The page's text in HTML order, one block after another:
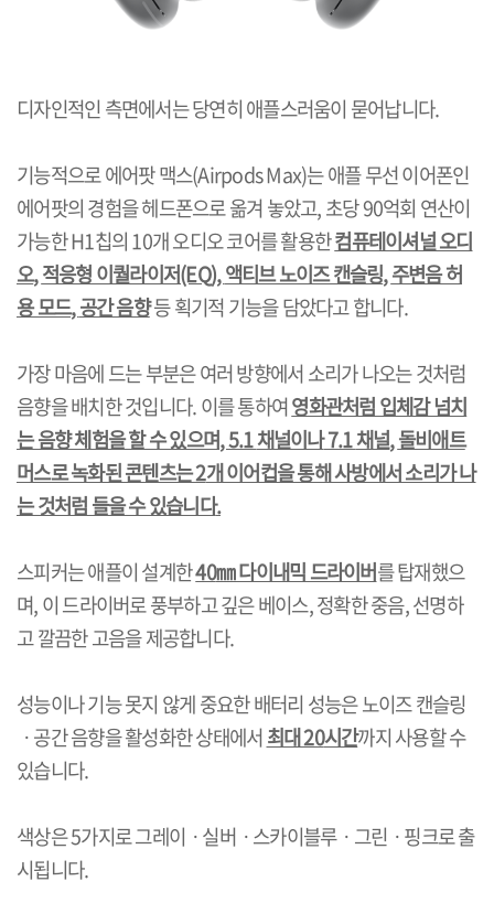
디자인적인 측면에서는 당연히 애플스러움이 묻어납니다.
기능적으로 에어팟 맥스(Airpods Max)는 애플 무선 이어폰인
에어팟의 경험을 헤드폰으로 옮겨 놓았고,초당90억회 연산이
가능한H1칩의10개 오디오 코어를 활용한컴퓨테이셔널 오디
오,적응형 이퀄라이저(EQ),액티브 노이즈 캔슬링,주변음 허
용 모드,공간 음향등 획기적 기능을 담았다고 합니다.
가장 마음에 드는 부분은 여러 방향에서 소리가 나오는 것처럼
음향을 배치한 것입니다.이를 통하여영화관처럼 입체감 넘치
는 음향 체험을 할 수 있으며, 5.1채널이나7.1채널,돌비애트
머스로 녹화된 콘텐츠는2개 이어컵을 통해 사방에서 소리가 나
는 것처럼 들을 수 있습니다.
스피커는 애플이 설계한40㎜ 다이내믹 드라이버를 탑재했으
며,이 드라이버로 풍부하고 깊은 베이스,정확한 중음,선명하
고 깔끔한 고음을 제공합니다.
성능이나 기능 못지 않게 중요한 배터리 성능은 노이즈 캔슬링
ㆍ공간 음향을 활성화한 상태에서최대20시간까지 사용할 수
있습니다.
색상은5가지로 그레이 ㆍ실버ㆍ스카이블루ㆍ 그린 ㆍ핑크로 출
시됩니다.